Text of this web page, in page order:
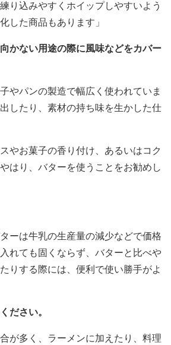
り込みやすくホイップしやすいよう
した商品もあります」
かない用途の際に風味などをカバー
やパンの製造で幅広く使われていま
したり、素材の持ち味を生かした仕
やお菓子の香り付け、あるいはコク
はり、バターを使うことをお勧めし
ーは牛乳の生産量の減少などで価格
れても固くならず、バターと比べや
りする際には、便利で使い勝手がよ
ださい。
が多く、ラーメンに加えたり、料理